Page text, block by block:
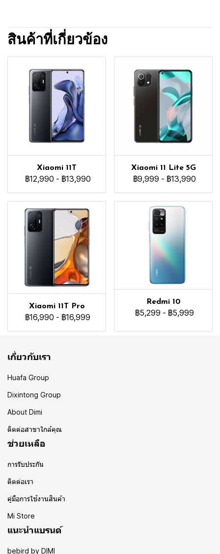
สินค้าที่เกี่ยวข้อง
Xiaomi 11T
฿12,990 - ฿13,990
Xiaomi 11 Lite 5G
฿9,999 - ฿13,990
Xiaomi 11T Pro
฿16,990 - ฿16,999
Redmi 10
฿5,299 - ฿5,999
เกี่ยวกับเรา
Huafa Group
Dixintong Group
About Dimi
ติดต่อสาขาใกล้คุณ
ช่วยเหลือ
การรับประกัน
ติดต่อเรา
คู่มือการใช้งานสินค้า
Mi Store
แนะนำแบรนด์
bebird by DIMI